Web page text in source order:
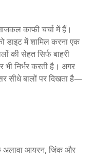
काफी चर्चा में हैं।
डाइट में शामिल करना एक
की सेहत सिर्फ बाहरी
निर्भर करती है। अगर
सीधे बालों पर दिखता है—
अलावा आयरन, जिंक और